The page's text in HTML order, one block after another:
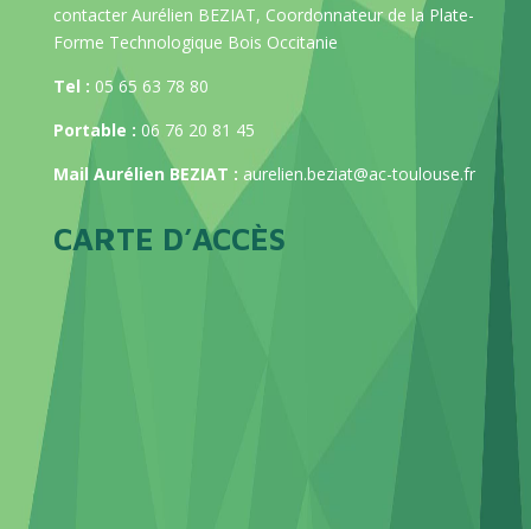
contacter Aurélien BEZIAT, Coordonnateur de la Plate-
Forme Technologique Bois Occitanie
Tel : 05 65 63 78 80
Portable : 06 76 20 81 45
Mail Aurélien BEZIAT : aurelien.beziat@ac-toulouse.fr
CARTE D’ACCÈS